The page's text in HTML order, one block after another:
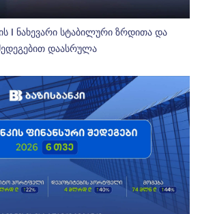
I ნახევარი სტაბილური ზრდითა და
დაასრულა